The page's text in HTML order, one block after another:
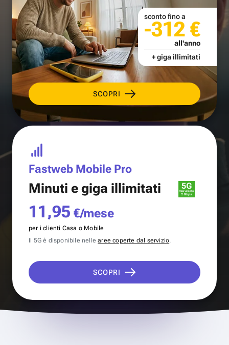
SCOPRI
sconto fino a
-312 €
all'anno
+ giga illimitati
Fastweb Mobile Pro
Minuti e giga illimitati
11,95 €/mese
per i clienti Casa o Mobile
Il 5G è disponibile nellearee coperte dal servizio.
SCOPRI